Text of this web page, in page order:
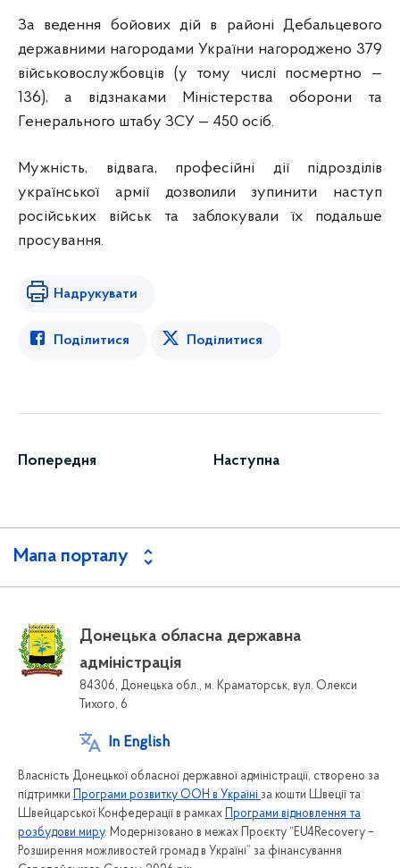
За ведення бойових дій в районі Дебальцевого
державними нагородами України нагороджено 379
військовослужбовців (у тому числі посмертно —
136), а відзнаками Міністерства оборони та
Генерального штабу ЗСУ — 450 осіб.
Мужність, відвага, професійні дії підрозділів
української армії дозволили зупинити наступ
російських військ та заблокували їх подальше
просування.
Надрукувати
Поділитися Поділитися
Попередня Наступна
Мапа порталу
Донецька обласна державна
адміністрація
84306, Донецька обл., м. Краматорськ, вул. Олекси
Тихого, 6
In English
Власність Донецької обласної державної адміністрації, створено за
підтримки Програми розвитку ООН в Україні за кошти Швеції та
Швейцарської Конфедерації в рамках Програми відновлення та
розбудови миру. Модернізовано в межах Проєкту “EU4Recovery –
Розширення можливостей громад в Україні” за фінансування